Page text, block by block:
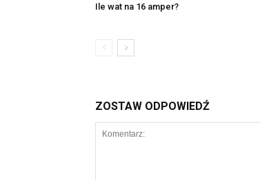
Ile wat na 16 amper?
ZOSTAW ODPOWIEDŹ